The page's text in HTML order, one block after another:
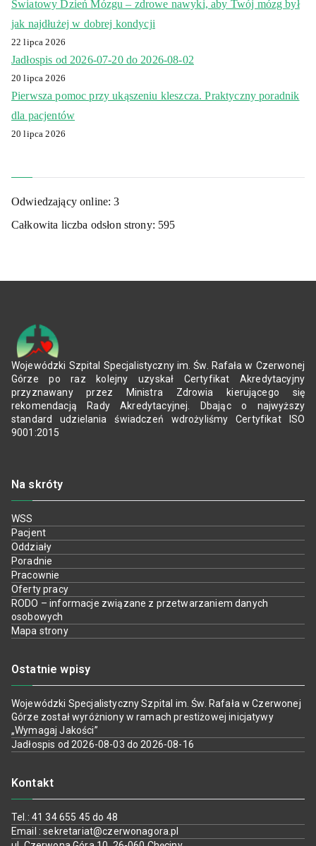
Światowy Dzień Mózgu – zdrowe nawyki, aby Twój mózg był
jak najdłużej w dobrej kondycji
22 lipca 2026
Jadłospis od 2026-07-20 do 2026-08-02
20 lipca 2026
Pierwsza pomoc przy ukąszeniu kleszcza. Praktyczny poradnik
dla pacjentów
20 lipca 2026
Odwiedzający online:3
Całkowita liczba odsłon strony: 595
Wojewódzki Szpital Specjalistyczny im. Św. Rafała w Czerwonej
Górze po raz kolejny uzyskał Certyfikat Akredytacyjny
przyznawany przez Ministra Zdrowia kierującego się
rekomendacją Rady Akredytacyjnej. Dbając o najwyższy
standard udzielania świadczeń wdrożyliśmy Certyfikat ISO
9001:2015
Na skróty
WSS
Pacjent
Oddziały
Poradnie
Pracownie
Oferty pracy
RODO – informacje związane z przetwarzaniem danych
osobowych
Mapa strony
Ostatnie wpisy
Wojewódzki Specjalistyczny Szpital im. Św. Rafała w Czerwonej
Górze został wyróżniony w ramach prestiżowej inicjatywy
„Wymagaj Jakości”
Jadłospis od 2026-08-03 do 2026-08-16
Kontakt
Tel.: 41 34 655 45 do 48
Email : sekretariat@czerwonagora.pl